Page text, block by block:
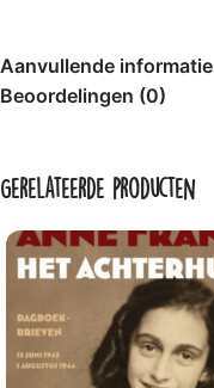
Aanvullende informatie
Beoordelingen (0)
Gerelateerde producten